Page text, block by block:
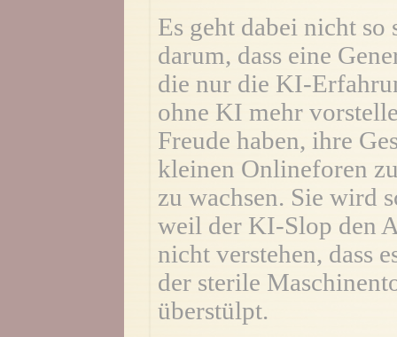
Es geht dabei nicht
darum, dass eine
die nur die KI-
ohne KI mehr
Freude haben, ihre
kleinen Onlineforen
zu wachsen. Sie wird
weil der KI-Slop den
nicht verstehen, dass
der sterile
überstülpt.